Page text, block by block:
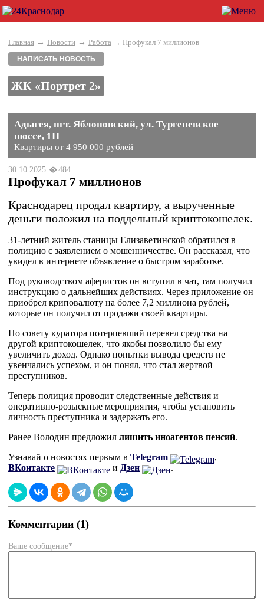
Главная → Новости → Работа → Профукал 7 миллионов
НАПИСАТЬ НОВОСТЬ
ЖК «Портрет 2»
Адыгея, пгт. Яблоновский, ул. Тургеневское
шоссе, 1П
Квартиры от 4 950 000 рублей
30.10.2025 484
Профукал 7 миллионов
Краснодарец продал квартиру, а вырученные
деньги положил на поддельный криптокошелек.
31-летний житель станицы Елизаветинской обратился в
полицию с заявлением о мошенничестве. Он рассказал, что
увидел в интернете объявление о быстром заработке.
Под руководством аферистов он вступил в чат, там получил
инструкцию о дальнейших действиях. Через приложение он
приобрел криповалюту на более 7,2 миллиона рублей,
которые он получил от продажи своей квартиры.
По совету куратора потерпевший перевел средства на
другой криптокошелек, что якобы позволило бы ему
увеличить доход. Однако попытки вывода средств не
увенчались успехом, и он понял, что стал жертвой
преступников.
Теперь полиция проводит следственные действия и
оперативно-розыскные мероприятия, чтобы установить
личность преступника и задержать его.
Ранее Володин предложил лишить иноагентов пенсий.
Узнавай о новостях первым в Telegram
,
ВКонтакте
и Дзен .
Комментарии (1)
Ваше сообщение*